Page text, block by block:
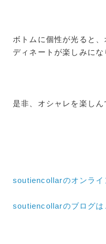
ボトムに個性が光ると
ディネートが楽しみにな
是非、オシャレを楽し
soutiencollarのオンライ
soutiencollarのブログは